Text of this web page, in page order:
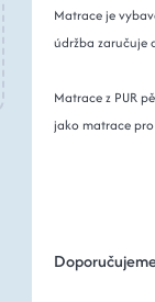
Matrace je
údržba zaručuje
Matrace z PUR
jako matrace